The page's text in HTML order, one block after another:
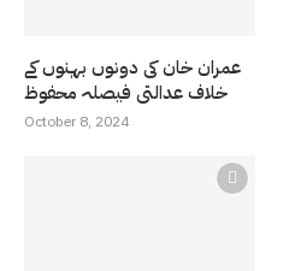
عمران خان کی دونوں بہنوں کے
خلاف عدالتی فیصلہ محفوظ
October 8, 2024